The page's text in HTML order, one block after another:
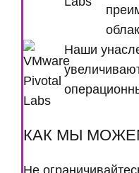
Наши
КАК МЫ
Не